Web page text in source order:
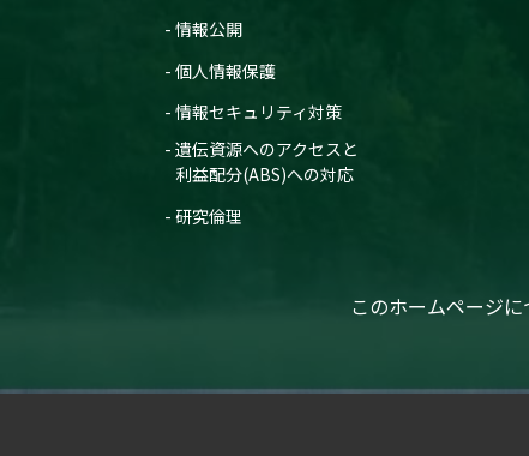
情報公開
個人情報保護
情報セキュリティ対策
遺伝資源へのアクセスと
利益配分(ABS)への対応
研究倫理
このホームページに